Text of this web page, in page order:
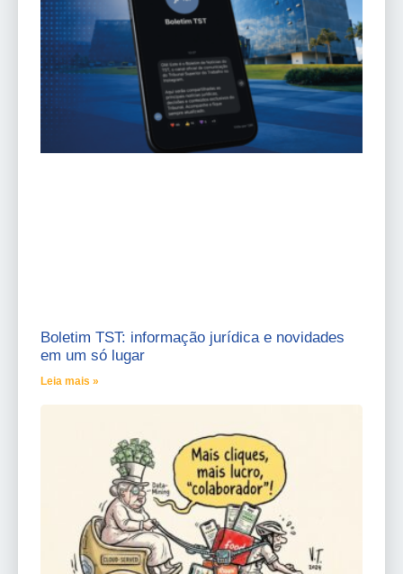
Boletim TST: informação jurídica e novidades
em um só lugar
Leia mais »